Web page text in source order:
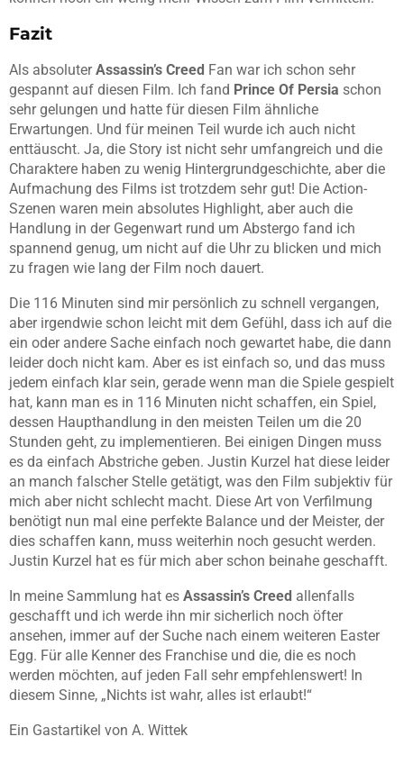
Fazit
Als absoluterAssassin’s Creed Fan war ich schon sehr
gespannt auf diesen Film. Ich fand Prince Of Persia schon
sehr gelungen und hatte für diesen Film ähnliche
Erwartungen. Und für meinen Teil wurde ich auch nicht
enttäuscht. Ja, die Story ist nicht sehr umfangreich und die
Charaktere haben zu wenig Hintergrundgeschichte, aber die
Aufmachung des Films ist trotzdem sehr gut! Die Action-
Szenen waren mein absolutes Highlight, aber auch die
Handlung in der Gegenwart rund um Abstergo fand ich
spannend genug, um nicht auf die Uhr zu blicken und mich
zu fragen wie lang der Film noch dauert.
Die 116 Minuten sind mir persönlich zu schnell vergangen,
aber irgendwie schon leicht mit dem Gefühl, dass ich auf die
ein oder andere Sache einfach noch gewartet habe, die dann
leider doch nicht kam. Aber es ist einfach so, und das muss
jedem einfach klar sein, gerade wenn man die Spiele gespielt
hat, kann man es in 116 Minuten nicht schaffen, ein Spiel,
dessen Haupthandlung in den meisten Teilen um die 20
Stunden geht, zu implementieren. Bei einigen Dingen muss
es da einfach Abstriche geben. Justin Kurzel hat diese leider
an manch falscher Stelle getätigt, was den Film subjektiv für
mich aber nicht schlecht macht. Diese Art von Verfilmung
benötigt nun mal eine perfekte Balance und der Meister, der
dies schaffen kann, muss weiterhin noch gesucht werden.
Justin Kurzel hat es für mich aber schon beinahe geschafft.
In meine Sammlung hat es Assassin’s Creed allenfalls
geschafft und ich werde ihn mir sicherlich noch öfter
ansehen, immer auf der Suche nach einem weiteren Easter
Egg. Für alle Kenner des Franchise und die, die es noch
werden möchten, auf jeden Fall sehr empfehlenswert! In
diesem Sinne, „Nichts ist wahr, alles ist erlaubt!“
Ein Gastartikel von A. Wittek